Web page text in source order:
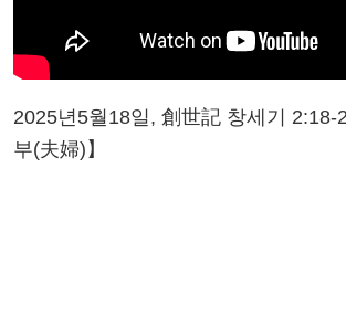
2025년5월18일, 創世記 창세기 2:18-
부(夫婦)】